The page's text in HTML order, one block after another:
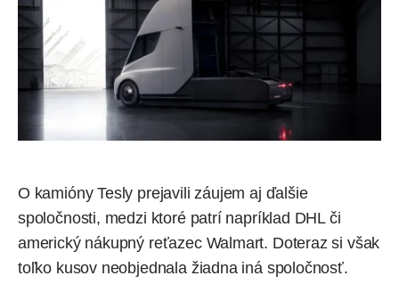
O kamióny Tesly prejavili záujem aj ďalšie
spoločnosti, medzi ktoré patrí napríklad DHL či
americký nákupný reťazec Walmart. Doteraz si však
toľko kusov neobjednala žiadna iná spoločnosť.